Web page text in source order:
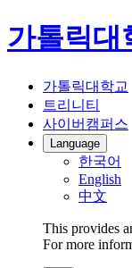
가톨릭대
가톨릭대학교
트리니티
사이버캠퍼스
Language
한국어
English
中文
This provides
For more